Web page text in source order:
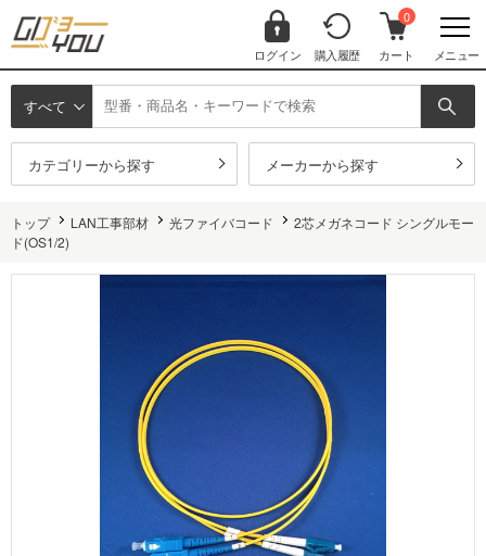
ログイン 購入履歴
0
カート メニュー
すべて
カテゴリーから探す メーカーから探す
トップ LAN工事部材 光ファイバコード
2芯メガネコード シングルモー
ド(OS1/2)